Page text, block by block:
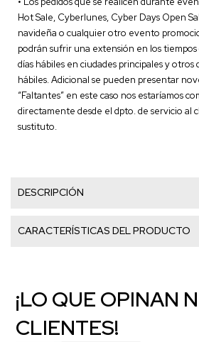
Hot Sale, Cyberlunes, Cyber Days Open
navideña o cualquier otro evento
podrán sufrir una extensión en los tiempos
días hábiles en ciudades principales y otros
hábiles. Adicional se pueden presentar
“Faltantes” en este caso nos estaríamos
directamente desde el dpto. de servicio al
sustituto.
DESCRIPCIÓN
CARACTERÍSTICAS DEL PRODUCTO
¡LO QUE OPINAN
CLIENTES!